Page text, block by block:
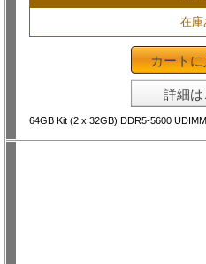
在庫
カート
詳細は
64GB Kit (2 x 32GB) DDR5-5600 UDIMM